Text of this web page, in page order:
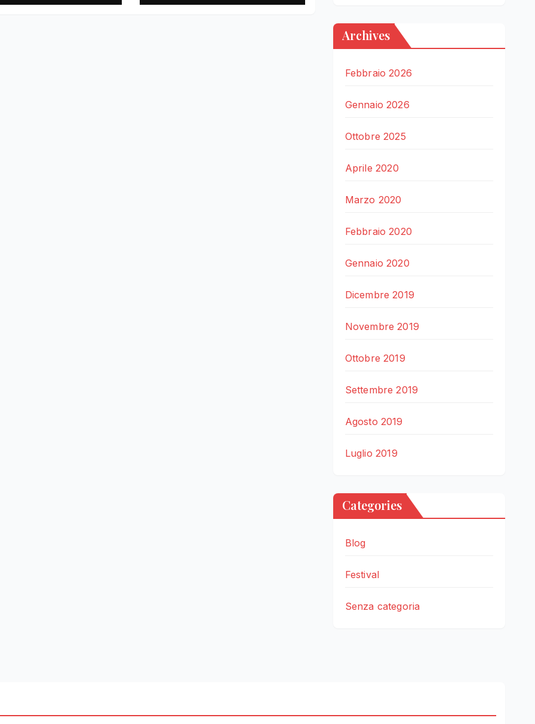
Archives
Febbraio 2026
Gennaio 2026
Ottobre 2025
Aprile 2020
Marzo 2020
Febbraio 2020
Gennaio 2020
Dicembre 2019
Novembre 2019
Ottobre 2019
Settembre 2019
Agosto 2019
Luglio 2019
Categories
Blog
Festival
Senza categoria